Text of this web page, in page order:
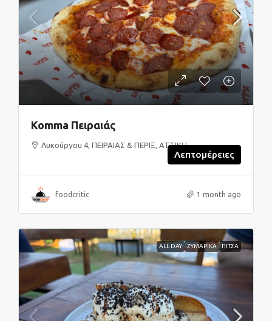
Komma Πειραιάς
Λυκούργου 4, ΠΕΙΡΑΙΑΣ & ΠΕΡΙΞ, ΑΤΤΙΚΗ
Λεπτομέρειες
foodcritic 1 month ago
ALL DAY ΖΥΜΑΡΙΚΑ ΠΙΤΣΑ